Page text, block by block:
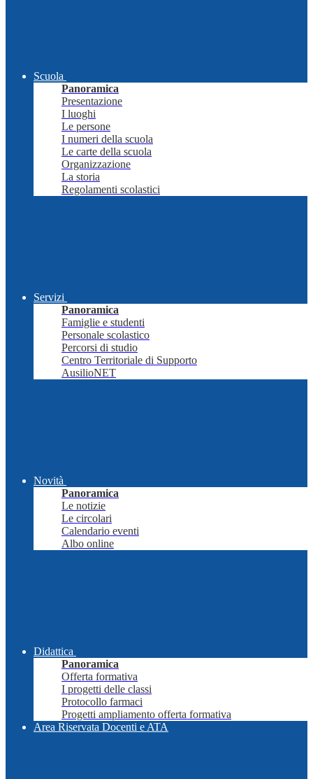
Scuola
Panoramica
Presentazione
I luoghi
Le persone
I numeri della scuola
Le carte della scuola
Organizzazione
La storia
Regolamenti scolastici
Servizi
Panoramica
Famiglie e studenti
Personale scolastico
Percorsi di studio
Centro Territoriale di Supporto
AusilioNET
Novità
Panoramica
Le notizie
Le circolari
Calendario eventi
Albo online
Didattica
Panoramica
Offerta formativa
I progetti delle classi
Protocollo farmaci
Progetti ampliamento offerta formativa
Area Riservata Docenti e ATA